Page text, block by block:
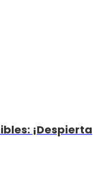
¡Despierta